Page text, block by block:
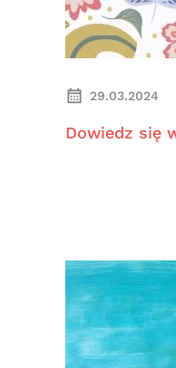
29.03.2024
Dowiedz się